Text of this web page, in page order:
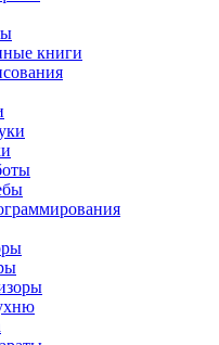
книги